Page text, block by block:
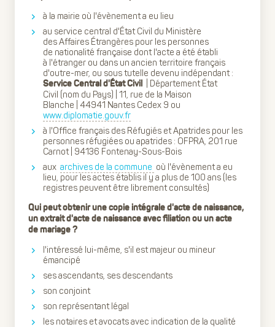
à la mairie où l'évènement a eu lieu
au service central d'État Civil du Ministère
des Affaires Étrangères pour les personnes
de nationalité française dont l'acte a été établi
à l'étranger ou dans un ancien territoire français
d'outre-mer, ou sous tutelle devenu indépendant :
Service Central d'État Civil
| Département État
Civil (nom du Pays) | 11, rue de la Maison
Blanche | 44941 Nantes Cedex 9 ou
www.diplomatie.gouv.fr
à l'Office français des Réfugiés et Apatrides pour les
personnes réfugiées ou apatrides : OFPRA, 201 rue
Carnot | 94136 Fontenay-Sous-Bois
aux archives de la commune où l'évènement a eu
lieu, pour les actes établis il y a plus de 100 ans (les
registres peuvent être librement consultés)
Qui peut obtenir une copie intégrale d'acte de naissance,
un extrait d'acte de naissance avec filiation ou un acte
de mariage ?
l'intéressé lui-même, s'il est majeur ou mineur
émancipé
ses ascendants, ses descendants
son conjoint
son représentant légal
les notaires et avocats avec indication de la qualité